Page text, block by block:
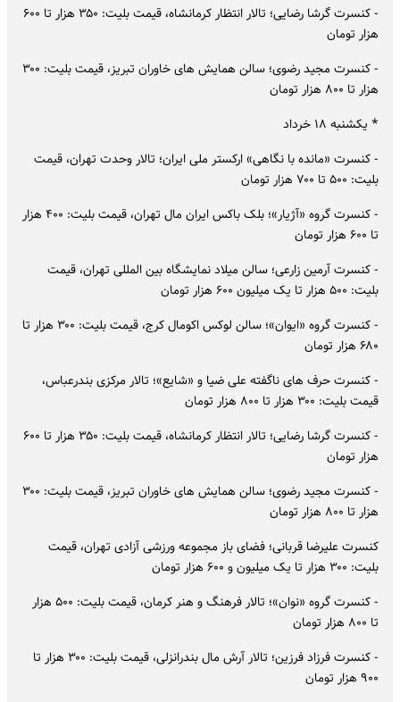
- کنسرت گرشا رضایی؛ تالار انتظار کرمانشاه، قیمت بلیت: ۳۵۰ هزار تا ۶۰۰
هزار تومان
- کنسرت مجید رضوی؛ سالن همایش های خاوران تبریز، قیمت بلیت: ۳۰۰
هزار تا ۸۰۰ هزار تومان
* یکشنبه ۱۸ خرداد
- کنسرت «مانده با نگاهی» ارکستر ملی ایران؛ تالار وحدت تهران، قیمت
بلیت: ۵۰۰ تا ۷۰۰ هزار تومان
- کنسرت گروه «آژیار»؛ بلک باکس ایران مال تهران، قیمت بلیت: ۴۰۰ هزار
تا ۶۰۰ هزار تومان
- کنسرت آرمین زارعی؛ سالن میلاد نمایشگاه بین المللی تهران، قیمت
بلیت: ۵۰۰ هزار تا یک میلیون ۶۰۰ هزار تومان
- کنسرت گروه «ایوان»؛ سالن لوکس اکومال کرج، قیمت بلیت: ۳۰۰ هزار تا
۶۸۰ هزار تومان
- کنسرت حرف های ناگفته علی ضیا و «شایع»؛ تالار مرکزی بندرعباس،
قیمت بلیت: ۳۰۰ هزار تا ۸۰۰ هزار تومان
- کنسرت گرشا رضایی؛ تالار انتظار کرمانشاه، قیمت بلیت: ۳۵۰ هزار تا ۶۰۰
هزار تومان
- کنسرت مجید رضوی؛ سالن همایش های خاوران تبریز، قیمت بلیت: ۳۰۰
هزار تا ۸۰۰ هزار تومان
کنسرت علیرضا قربانی؛ فضای باز مجموعه ورزشی آزادی تهران، قیمت
بلیت: ۳۰۰ هزار تا یک میلیون و ۶۰۰ هزار تومان
- کنسرت گروه «نوان»؛ تالار فرهنگ و هنر کرمان، قیمت بلیت: ۵۰۰ هزار
تا ۸۰۰ هزار تومان
- کنسرت فرزاد فرزین؛ تالار آرش مال بندرانزلی، قیمت بلیت: ۳۰۰ هزار تا
۹۰۰ هزار تومان